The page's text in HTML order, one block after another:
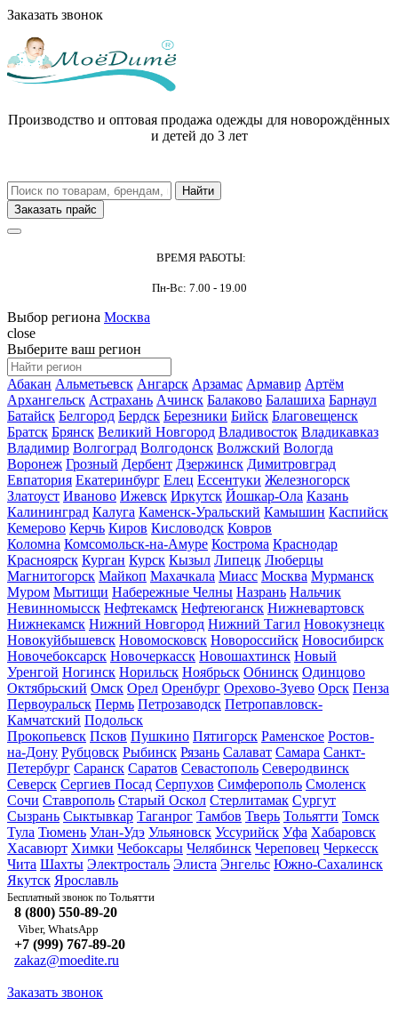
Заказать звонок
Производство и оптовая продажа одежды для новорождённых
и детей до 3 лет
Заказать прайс
ВРЕМЯ РАБОТЫ:
Пн-Вс: 7.00 - 19.00
Выбор региона Москва
close
Выберите ваш регион
Абакан Альметьевск Ангарск Арзамас Армавир Артём
Архангельск Астрахань Ачинск Балаково Балашиха Барнаул
Батайск Белгород Бердск Березники Бийск Благовещенск
Братск Брянск Великий Новгород Владивосток Владикавказ
Владимир Волгоград Волгодонск Волжский Вологда
Воронеж Грозный Дербент Дзержинск Димитровград
Евпатория Екатеринбург Елец Ессентуки Железногорск
Златоуст Иваново Ижевск Иркутск Йошкар-Ола Казань
Калининград Калуга Каменск-Уральский Камышин Каспийск
Кемерово Керчь Киров Кисловодск Ковров
Коломна Комсомольск-на-Амуре Кострома Краснодар
Красноярск Курган Курск Кызыл Липецк Люберцы
Магнитогорск Майкоп Махачкала Миасс Москва Мурманск
Муром Мытищи Набережные Челны Назрань Нальчик
Невинномысск Нефтекамск Нефтеюганск Нижневартовск
Нижнекамск Нижний Новгород Нижний Тагил Новокузнецк
Новокуйбышевск Новомосковск Новороссийск Новосибирск
Новочебоксарск Новочеркасск Новошахтинск Новый
Уренгой Ногинск Норильск Ноябрьск Обнинск Одинцово
Октябрьский Омск Орел Оренбург Орехово-Зуево Орск Пенза
Первоуральск Пермь Петрозаводск Петропавловск-
Камчатский Подольск
Прокопьевск Псков Пушкино Пятигорск Раменское Ростов-
на-Дону Рубцовск Рыбинск Рязань Салават Самара Санкт-
Петербург Саранск Саратов Севастополь Северодвинск
Северск Сергиев Посад Серпухов Симферополь Смоленск
Сочи Ставрополь Старый Оскол Стерлитамак Сургут
Сызрань Сыктывкар Таганрог Тамбов Тверь Тольятти Томск
Тула Тюмень Улан-Удэ Ульяновск Уссурийск Уфа Хабаровск
Хасавюрт Химки Чебоксары Челябинск Череповец Черкесск
Чита Шахты Электросталь Элиста Энгельс Южно-Сахалинск
Якутск Ярославль
Бесплатный звонок по Тольятти
8 (800) 550-89-20
Viber, WhatsApp
+7 (999) 767-89-20
zakaz@moedite.ru
Заказать звонок